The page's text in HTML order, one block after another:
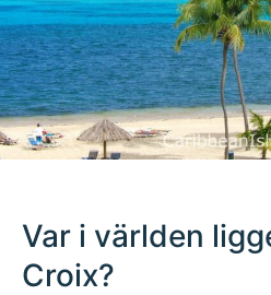
Var i världen
Croix?